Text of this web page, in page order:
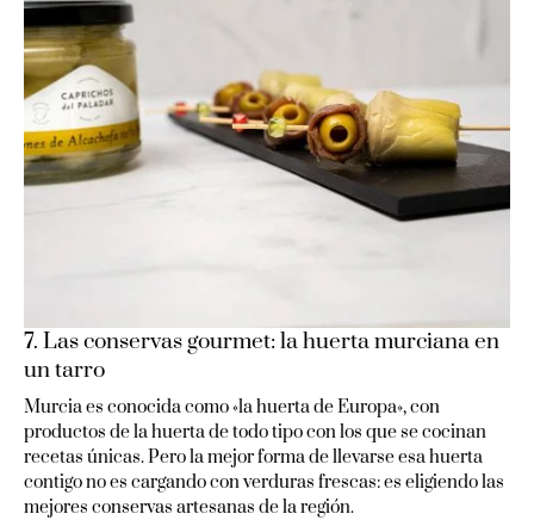
7. Las conservas gourmet: la huerta murciana en
un tarro
Murcia es conocida como «la huerta de Europa», con
productos de la huerta de todo tipo con los que se cocinan
recetas únicas. Pero la mejor forma de llevarse esa huerta
contigo no es cargando con verduras frescas: es eligiendo las
mejores conservas artesanas de la región.